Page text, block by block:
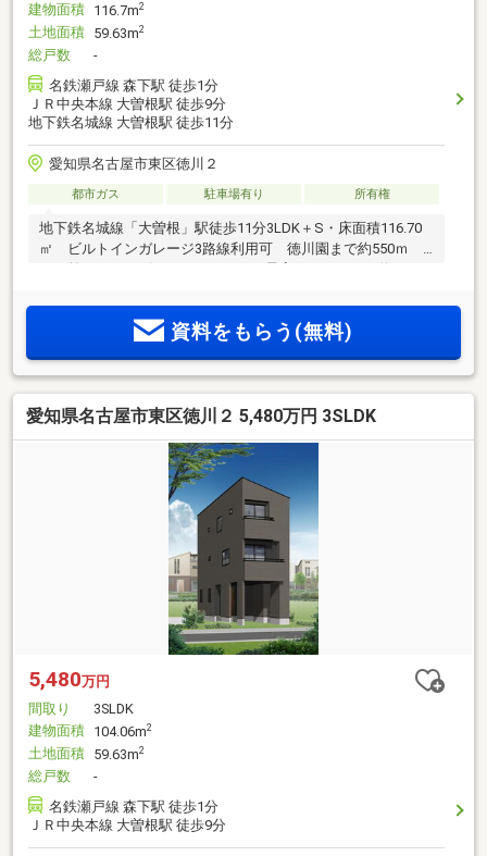
建物面積 116.7m2
土地面積 59.63m2
総戸数
-
名鉄瀬戸線 森下駅 徒歩1分
ＪＲ中央本線 大曽根駅 徒歩9分
地下鉄名城線 大曽根駅 徒歩11分
愛知県名古屋市東区徳川２
都市ガス 駐車場有り 所有権
地下鉄名城線「大曽根」駅徒歩11分3LDK＋S・床面積116.70
㎡ ビルトインガレージ3路線利用可 徳川園まで約550ｍ
資料をもらう(無料)
愛知県名古屋市東区徳川２ 5,480万円 3SLDK
5,480万円
間取り
3SLDK
建物面積 104.06m2
土地面積 59.63m2
総戸数
-
名鉄瀬戸線 森下駅 徒歩1分
ＪＲ中央本線 大曽根駅 徒歩9分